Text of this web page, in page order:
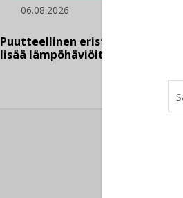
06.08.2026
Puutteellinen eristys
lisää lämpöhäviöitä